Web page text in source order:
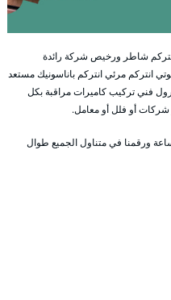
شاطر ورخيص شركة رائدة
انتركم مرئي انتركم باناسونيك مستعد
فني تركيب كاميرات مراقبة بكل
أو فلل أو معامل.
في كافة نواحي المهبولة وعلى مدار 24 ساعة ورقمنا في متناول الجميع طوال